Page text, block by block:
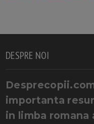
DESPRE NOI
importanta
in limba